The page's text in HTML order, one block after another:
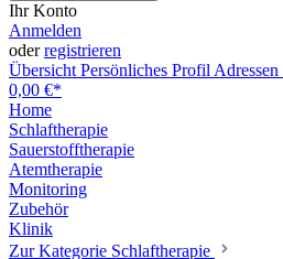
Ihr Konto
Anmelden
oderregistrieren
Übersicht Persönliches Profil Adressen
0,00 €*
Home
Schlaftherapie
Sauerstofftherapie
Atemtherapie
Monitoring
Zubehör
Klinik
Zur Kategorie Schlaftherapie